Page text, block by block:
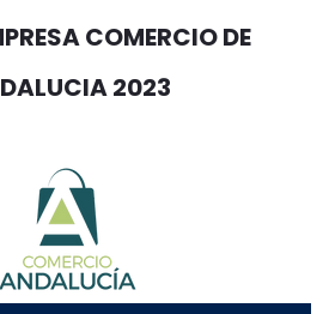
COMERCIO DE
2023